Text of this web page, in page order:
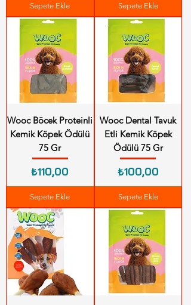
Sepete Ekle Sepete Ekle
Wooc Böcek Proteinli
Kemik Köpek Ödülü
75 Gr
Fiyat
₺110,00
Sepete Ekle
Wooc Dental Tavuk
Etli Kemik Köpek
Ödülü 75 Gr
Fiyat
₺100,00
Sepete Ekle